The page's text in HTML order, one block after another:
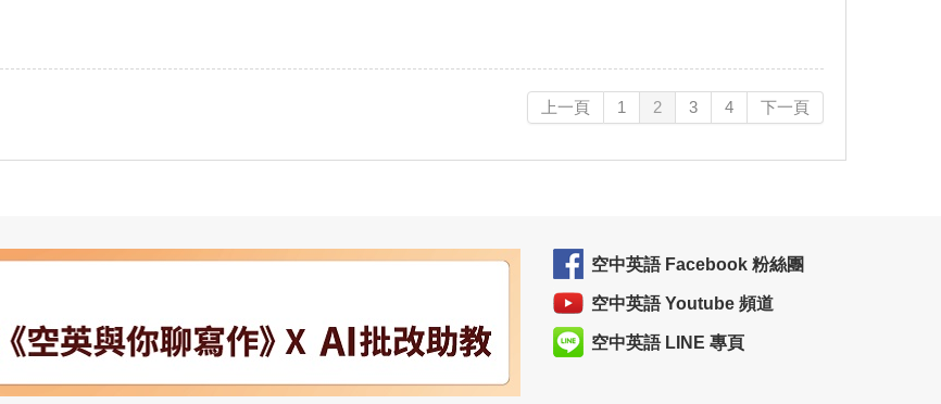
上一頁 1 2 3 4 下一頁
空中英語 Facebook 粉絲團
空中英語 Youtube 頻道
空中英語 LINE 專頁